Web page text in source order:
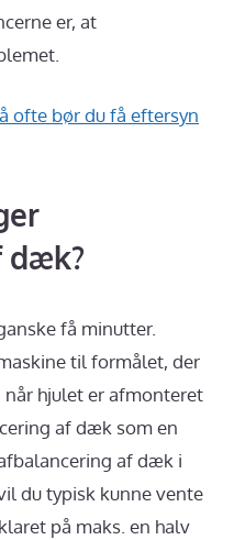
er, at
ofte bør du få eftersyn
dæk?
få minutter.
til formålet, der
hjulet er afmonteret
af dæk som en
af dæk i
du typisk kunne vente
på maks. en halv